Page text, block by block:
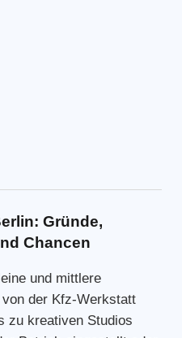
Gründe,
Chancen
und mittlere
der Kfz-Werkstatt
zu kreativen Studios